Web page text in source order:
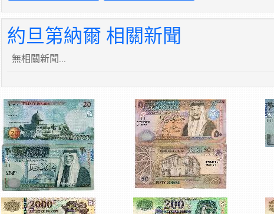
約旦第納爾 相關新聞
無相關新聞...